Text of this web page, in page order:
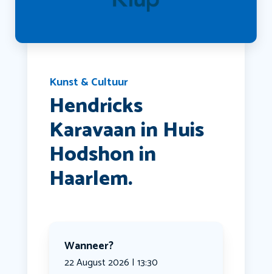
Kunst & Cultuur
Hendricks
Karavaan in Huis
Hodshon in
Haarlem.
Wanneer?
22 August 2026 | 13:30